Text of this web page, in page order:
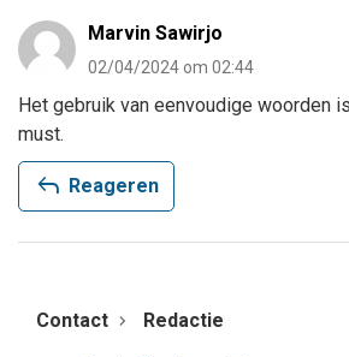
Marvin Sawirjo
02/04/2024 om 02:44
Het gebruik van eenvoudige woorden
must.
reply Reageren
Contact Redactie